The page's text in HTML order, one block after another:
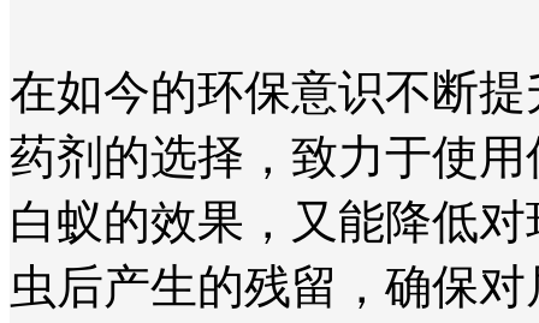
在如今的环保意识不断
药剂的选择，致力于使
白蚁的效果，又能降低
虫后产生的残留，确保